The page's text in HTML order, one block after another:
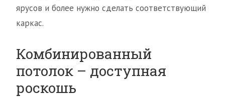
ярусов и более нужно сделать соответствующий
каркас.
Комбинированный
потолок – доступная
роскошь